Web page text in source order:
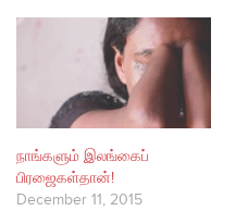
நாங்களும் இலங்கைப்
பிரஜைகள்தான்!
December 11, 2015